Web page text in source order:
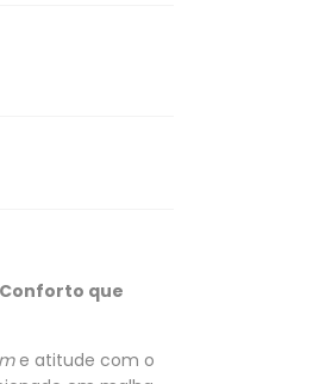
que
e atitude com o